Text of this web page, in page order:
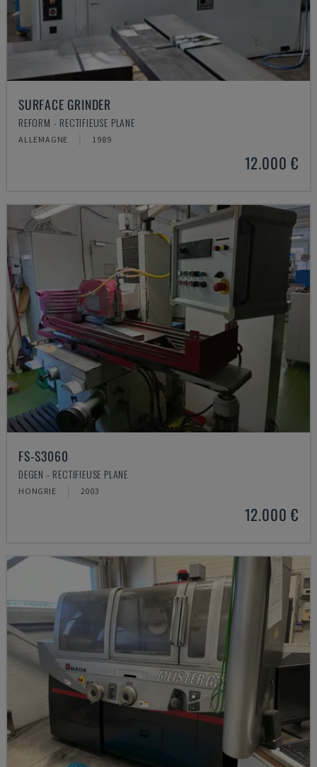
SURFACE GRINDER
REFORM - RECTIFIEUSE PLANE
ALLEMAGNE 1989
12.000 €
FS-S3060
DEGEN - RECTIFIEUSE PLANE
HONGRIE 2003
12.000 €